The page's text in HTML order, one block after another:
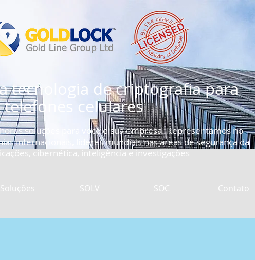
tecnologia de criptografia para
telefones celulares
soluções para você e sua empresa. Representamos no
internacionais, líderes mundiais nas áreas de segurança da
cibernética, inteligência e investigações
Soluções SOLV SOC Contato